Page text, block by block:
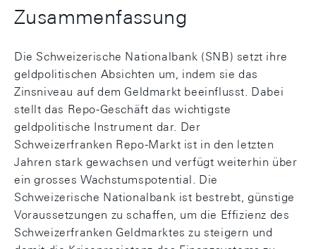
Zusammenfassung
Die Schweizerische Nationalbank (SNB) setzt ihre
geldpolitischen Absichten um, indem sie das
Zinsniveau auf dem Geldmarkt beeinflusst. Dabei
stellt das Repo-Geschäft das wichtigste
geldpolitische Instrument dar. Der
Schweizerfranken Repo-Markt ist in den letzten
Jahren stark gewachsen und verfügt weiterhin über
ein grosses Wachstumspotential. Die
Schweizerische Nationalbank ist bestrebt, günstige
Voraussetzungen zu schaffen, um die Effizienz des
Schweizerfranken Geldmarktes zu steigern und